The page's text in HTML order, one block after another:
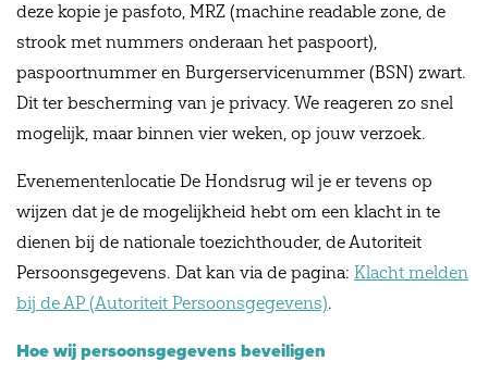
deze kopie je pasfoto, MRZ (machine readable zone, de
strook met nummers onderaan het paspoort),
paspoortnummer en Burgerservicenummer (BSN) zwart.
Dit ter bescherming van je privacy. We reageren zo snel
mogelijk, maar binnen vier weken, op jouw verzoek.
Evenementenlocatie De Hondsrug wil je er tevens op
wijzen dat je de mogelijkheid hebt om een klacht in te
dienen bij de nationale toezichthouder, de Autoriteit
Persoonsgegevens. Dat kan via de pagina: Klacht melden
bij de AP (Autoriteit Persoonsgegevens).
Hoe wij persoonsgegevens beveiligen